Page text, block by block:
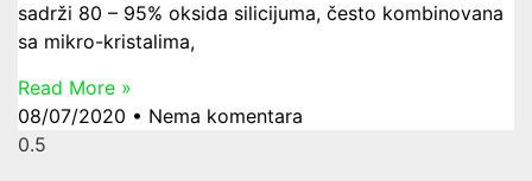
sadrži 80 – 95% oksida silicijuma, često kombinovana
sa mikro-kristalima,
Read More »
08/07/2020
Nema komentara